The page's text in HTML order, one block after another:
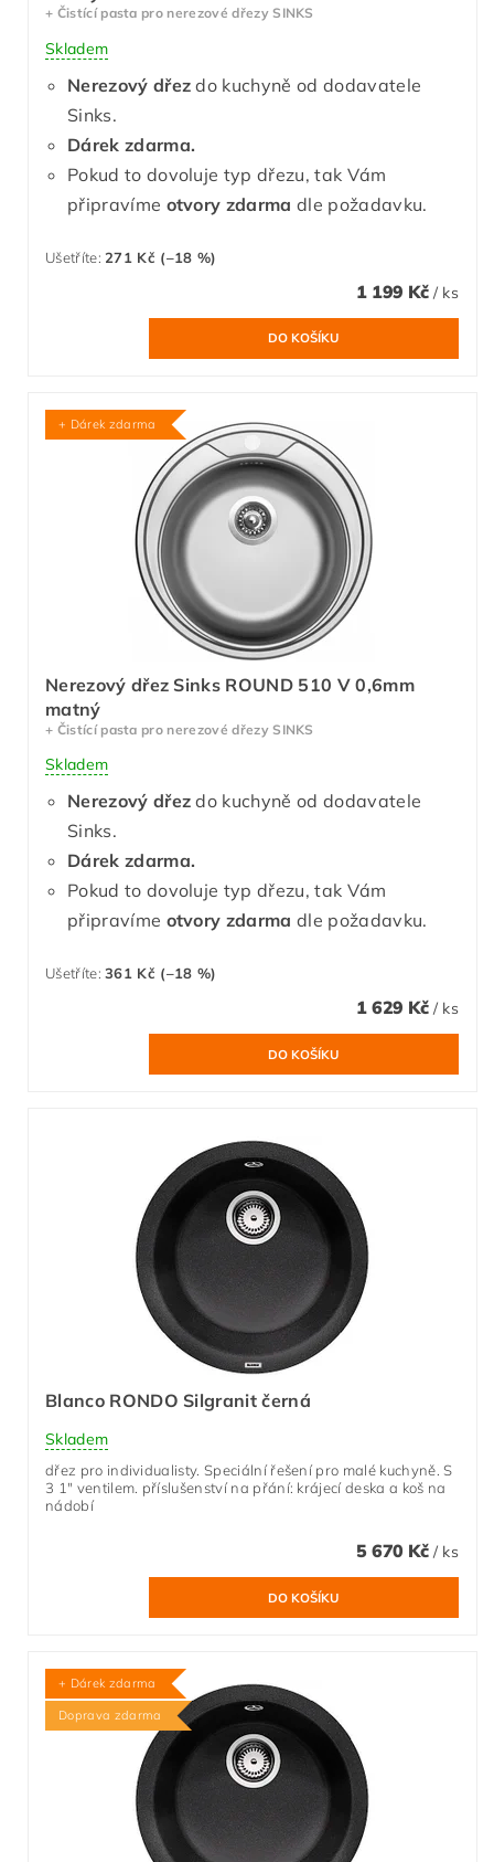
+ Čistící pasta pro nerezové dřezy SINKS
Skladem
Nerezový dřez do kuchyně od dodavatele
Sinks.
Dárek zdarma.
Pokud to dovoluje typ dřezu, tak Vám
připravíme otvory zdarma dle požadavku.
Ušetříte: 271 Kč (–18 %)
1 199 Kč / ks
+ Dárek zdarma
Nerezový dřez Sinks ROUND 510 V 0,6mm
matný
+ Čistící pasta pro nerezové dřezy SINKS
Skladem
Nerezový dřez do kuchyně od dodavatele
Sinks.
Dárek zdarma.
Pokud to dovoluje typ dřezu, tak Vám
připravíme otvory zdarma dle požadavku.
Ušetříte:361 Kč (–18 %)
1 629 Kč / ks
Blanco RONDO Silgranit černá
Skladem
dřez pro individualisty. Speciální řešení pro malé kuchyně. S
3 1" ventilem. příslušenství na přání: krájecí deska a koš na
nádobí
5 670 Kč / ks
+ Dárek zdarma
Doprava zdarma